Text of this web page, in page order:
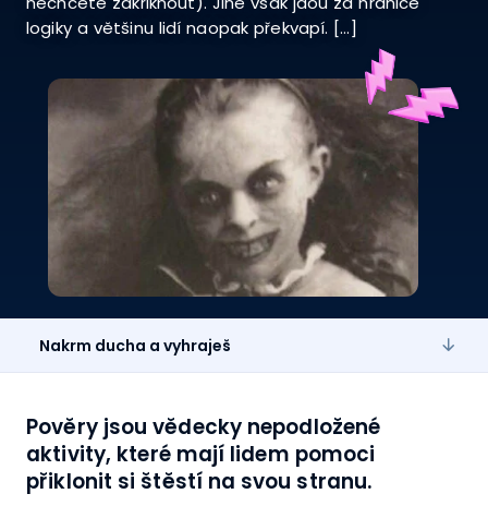
logiky a většinu lidí naopak překvapí. […]
Nakrm ducha a vyhraješ
Pověry jsou vědecky nepodložené
aktivity, které mají lidem pomoci
přiklonit si štěstí na svou stranu.